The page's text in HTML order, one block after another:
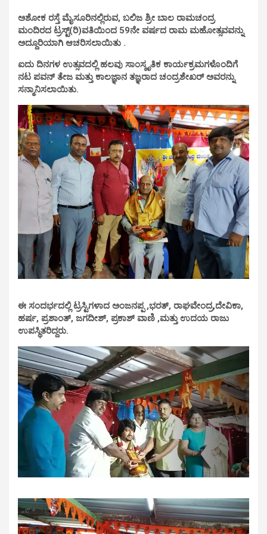
ಅಶೋಕ ರಸ್ತೆ ಮೈಸೂರಿನಲ್ಲಿರುವ, ಬಲಿಜ ಶ್ರೀ ಬಾಲ ರಾಮಚಂದ್ರ
ಮಂದಿರದ ಟ್ರಸ್ಟ್(ರಿ)ವತಿಯಿಂದ 59ನೇ ವರ್ಷದ ರಾಮ ಮಹೋತ್ಸವವನ್ನು
ಅದ್ದೂರಿಯಾಗಿ ಆಚರಿಸಲಾಯಿತು .
ಐದು ದಿನಗಳ ಉತ್ಸವದಲ್ಲಿ ಹಲವು ಸಾಂಸ್ಕೃತಿಕ ಕಾರ್ಯಕ್ರಮಗಳೊಂದಿಗೆ
ನಟ ಪವನ್ ತೇಜ ಮತ್ತು ಕಾಲಜ್ಞಾನ ತಜ್ಞರಾದ ಚಂದ್ರಶೇಖರ್ ಅವರನ್ನು
ಸನ್ಮಾನಿಸಲಾಯಿತು.
ಈ ಸಂದರ್ಭದಲ್ಲಿ ಟ್ರಸ್ಟಿಗಳಾದ ಅಂಜನಪ್ಪ ,ಭರತ್, ರಾಘವೇಂದ್ರ,ದೇವಿಕಾ,
ಹರ್ಷ, ಪ್ರಶಾಂತ್, ಜಗದೀಶ್, ಪ್ರಕಾಶ್ ವಾಣಿ ,ಮತ್ತು ಉದಯ ರಾಜು
ಉಪಸ್ಥಿತರಿದ್ದರು.